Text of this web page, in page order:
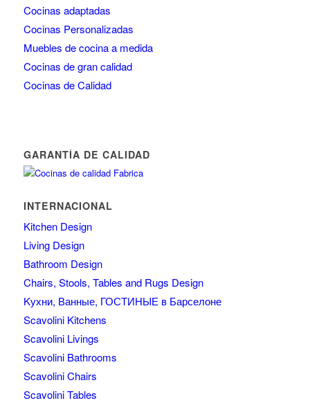
Cocinas adaptadas
Cocinas Personalizadas
Muebles de cocina a medida
Cocinas de gran calidad
Cocinas de Calidad
GARANTÍA DE CALIDAD
INTERNACIONAL
Kitchen Design
Living Design
Bathroom Design
Chairs, Stools, Tables and Rugs Design
Kухни, Ванные, ГОСТИНЫЕ в Барселоне
Scavolini Kitchens
Scavolini Livings
Scavolini Bathrooms
Scavolini Chairs
Scavolini Tables